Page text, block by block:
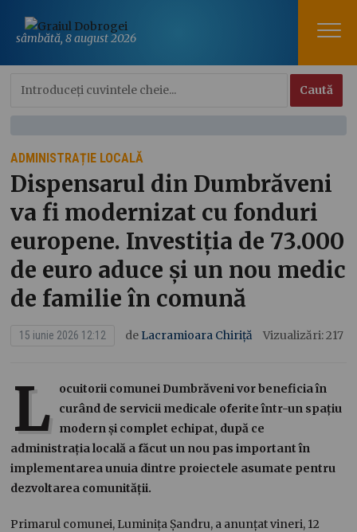
sâmbătă, 8 august 2026
ADMINISTRAȚIE LOCALĂ
Dispensarul din Dumbrăveni
va fi modernizat cu fonduri
europene. Investiția de 73.000
de euro aduce și un nou medic
de familie în comună
15 iunie 2026 12:12 de Lacramioara Chiriță Vizualizări: 217
L
ocuitorii comunei Dumbrăveni vor beneficia în
curând de servicii medicale oferite într-un spațiu
modern și complet echipat, după ce
administrația locală a făcut un nou pas important în
implementarea unuia dintre proiectele asumate pentru
dezvoltarea comunității.
Primarul comunei, Luminița Șandru, a anunțat vineri, 12